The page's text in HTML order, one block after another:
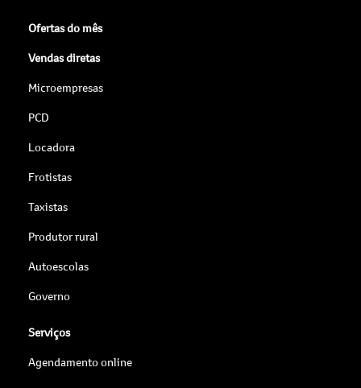
Ofertas do mês
Vendas diretas
Microempresas
PCD
Locadora
Frotistas
Taxistas
Produtor rural
Autoescolas
Governo
Serviços
Agendamento online